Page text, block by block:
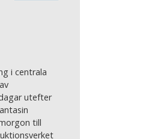
i centrala
utefter
till